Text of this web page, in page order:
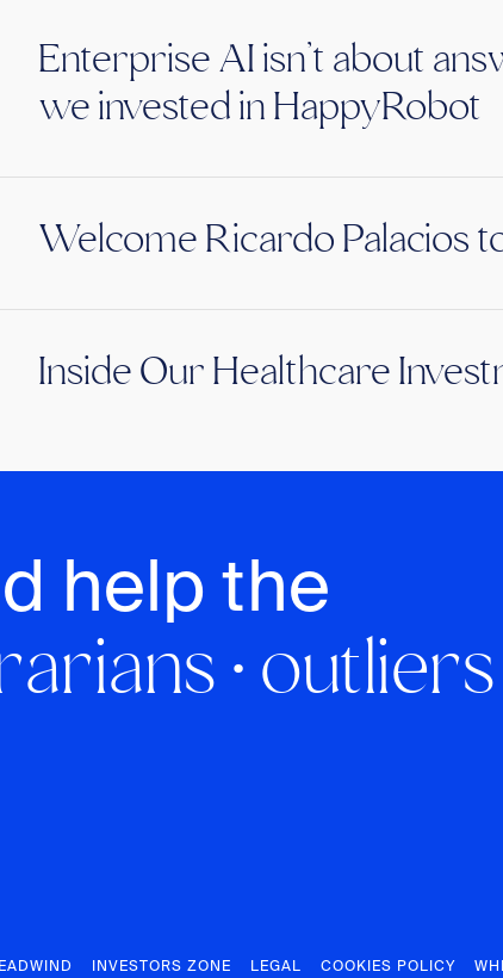
Enterprise AI isn’t about
we invested in HappyRobot
Welcome Ricardo Palacios
Inside Our Healthcare
help the
· outliers
INVESTORS ZONE LEGAL COOKIES POLICY